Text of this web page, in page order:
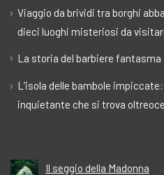
Viaggio da brividi tra borghi
dieci luoghi misteriosi da
La storia del barbiere fantasma
L’isola delle bambole
inquietante che si trova
Il seggio della Madonna